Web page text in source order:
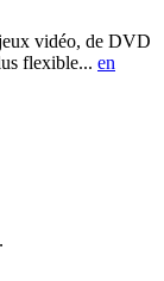
vidéo, de DVD
flexible... en